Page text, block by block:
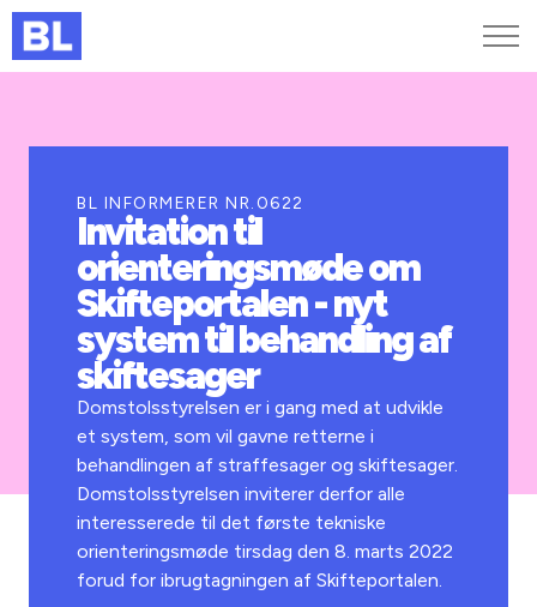
Kurser og arrangementer
Jobportalen
BL INFORMERER NR.0622
Invitation til
orienteringsmøde om
Skifteportalen - nyt
system til behandling af
skiftesager
Domstolsstyrelsen er i gang med at udvikle
et system, som vil gavne retterne i
behandlingen af straffesager og skiftesager.
Domstolsstyrelsen inviterer derfor alle
interesserede til det første tekniske
orienteringsmøde tirsdag den 8. marts 2022
forud for ibrugtagningen af Skifteportalen.